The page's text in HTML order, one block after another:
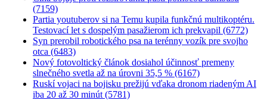
(7159)
Partia youtuberov si na Temu kupila funkčnú multikoptéru.
Testovací let s dospelým pasažierom ich prekvapil (6772)
Syn prerobil robotického psa na terénny vozík pre svojho
otca (6483)
Nový fotovoltický článok dosiahol účinnosť premeny
slnečného svetla až na úrovni 35,5 % (6167)
Ruskí vojaci na bojisku prežijú vďaka dronom riadeným AI
iba 20 až 30 minút (5781)